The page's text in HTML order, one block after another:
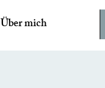
Über mich